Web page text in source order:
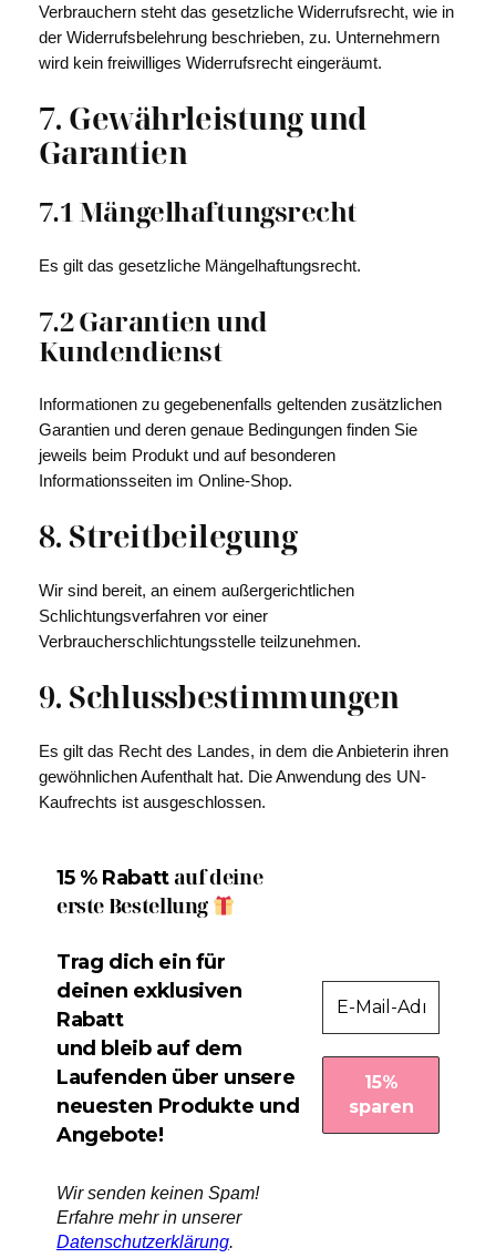
Verbrauchern steht das gesetzliche Widerrufsrecht, wie in
der Widerrufsbelehrung beschrieben, zu. Unternehmern
wird kein freiwilliges Widerrufsrecht eingeräumt.
7. Gewährleistung und
Garantien​​​​​​​
7.1 Mängelhaftungsrecht
Es gilt das gesetzliche Mängelhaftungsrecht.
7.2 Garantien und
Kundendienst
Informationen zu gegebenenfalls geltenden zusätzlichen
Garantien und deren genaue Bedingungen finden Sie
jeweils beim Produkt und auf besonderen
Informationsseiten im Online-Shop.
8. Streitbeilegung​​​​​​​
Wir sind bereit, an einem außergerichtlichen
Schlichtungsverfahren vor einer
Verbraucherschlichtungsstelle teilzunehmen.
9. Schlussbestimmungen​​​​​​​
Es gilt das Recht des Landes, in dem die Anbieterin ihren
gewöhnlichen Aufenthalt hat. Die Anwendung des UN-
Kaufrechts ist ausgeschlossen.
15 % Rabattauf deine
erste Bestellung
Trag dich ein für
deinen exklusiven
Rabatt
und bleib auf dem
Laufenden über unsere
neuesten Produkte und
Angebote!
Wir senden keinen Spam!
Erfahre mehr in unserer
Datenschutzerklärung.